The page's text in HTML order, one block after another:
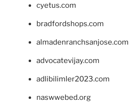
cyetus.com
bradfordshops.com
almadenranchsanjose.com
advocatevijay.com
adlibilimler2023.com
naswwebed.org